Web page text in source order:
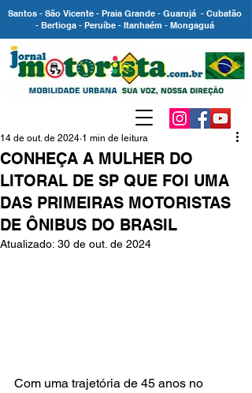
Santos - São Vicente - Praia Grande - Guarujá - Cubatão
- Bertioga - Peruíbe - Itanhaém - Mongaguá
CONHEÇA A MULHER DO
LITORAL DE SP QUE FOI UMA
DAS PRIMEIRAS MOTORISTAS
DE ÔNIBUS DO BRASIL
14 de out. de 2024 1 min de leitura
Atualizado: 30 de out. de 2024
Com uma trajetória de 45 anos no